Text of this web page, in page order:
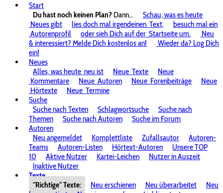
Start
Du hast noch keinen Plan? Dann...
Schau, was es heute
Neues gibt
lies doch mal irgendeinen Text,
besuch mal ein
Autorenprofil
oder sieh Dich auf der Startseite um.
Neu
& interessiert? Melde Dich kostenlos an!
Wieder da? Log Dich
ein!
Neues
Alles, was heute neu ist Neue Texte
Neue
Kommentare
Neue Autoren Neue Forenbeiträge
Neue
Hörtexte
Neue Termine
Suche
Suche nach Texten
Schlagwortsuche
Suche nach
Themen
Suche nach Autoren
Suche im Forum
Autoren
Neu angemeldet
Komplettliste Zufallsautor
Autoren-
Teams
Autoren-Listen Hörtext-Autoren
Unsere TOP
10
Aktive Nutzer Kartei-Leichen
Nutzer in Auszeit
Inaktive Nutzer
Texte
"Richtige" Texte:
Neu erschienen Neu überarbeitet
Neu